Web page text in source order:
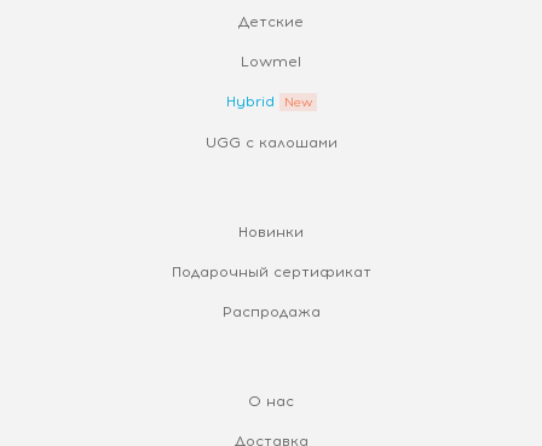
Детские
Lowmel
Hybrid
UGG с калошами
Новинки
Подарочный сертификат
Распродажа
О нас
Доставка